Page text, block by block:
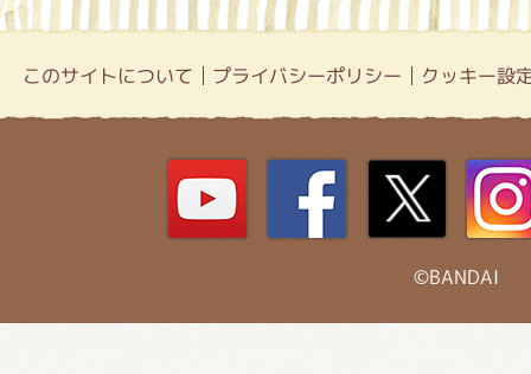
このサイトについて プライバシーポリシー クッキー設
©BANDAI